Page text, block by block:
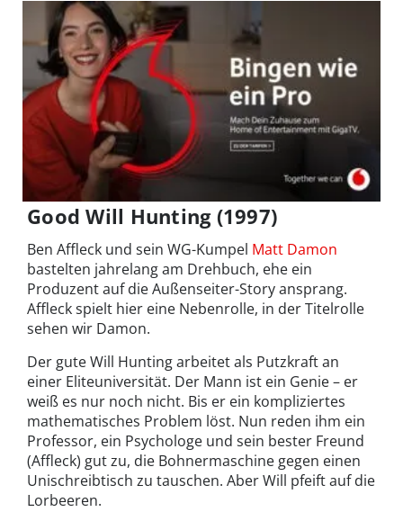
Good Will Hunting (1997)
Ben Affleck und sein WG-Kumpel Matt Damon
bastelten jahrelang am Drehbuch, ehe ein
Produzent auf die Außenseiter-Story ansprang.
Affleck spielt hier eine Nebenrolle, in der Titelrolle
sehen wir Damon.
Der gute Will Hunting arbeitet als Putzkraft an
einer Eliteuniversität. Der Mann ist ein Genie – er
weiß es nur noch nicht. Bis er ein kompliziertes
mathematisches Problem löst. Nun reden ihm ein
Professor, ein Psychologe und sein bester Freund
(Affleck) gut zu, die Bohnermaschine gegen einen
Unischreibtisch zu tauschen. Aber Will pfeift auf die
Lorbeeren.